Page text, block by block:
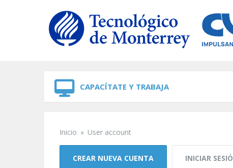
CAPACÍTATE Y TRABAJA
Se encuentra usted aquí
Inicio » User account
Solapas principales
CREAR NUEVA CUENTA (SOLAPA ACTIVA)
INICIAR